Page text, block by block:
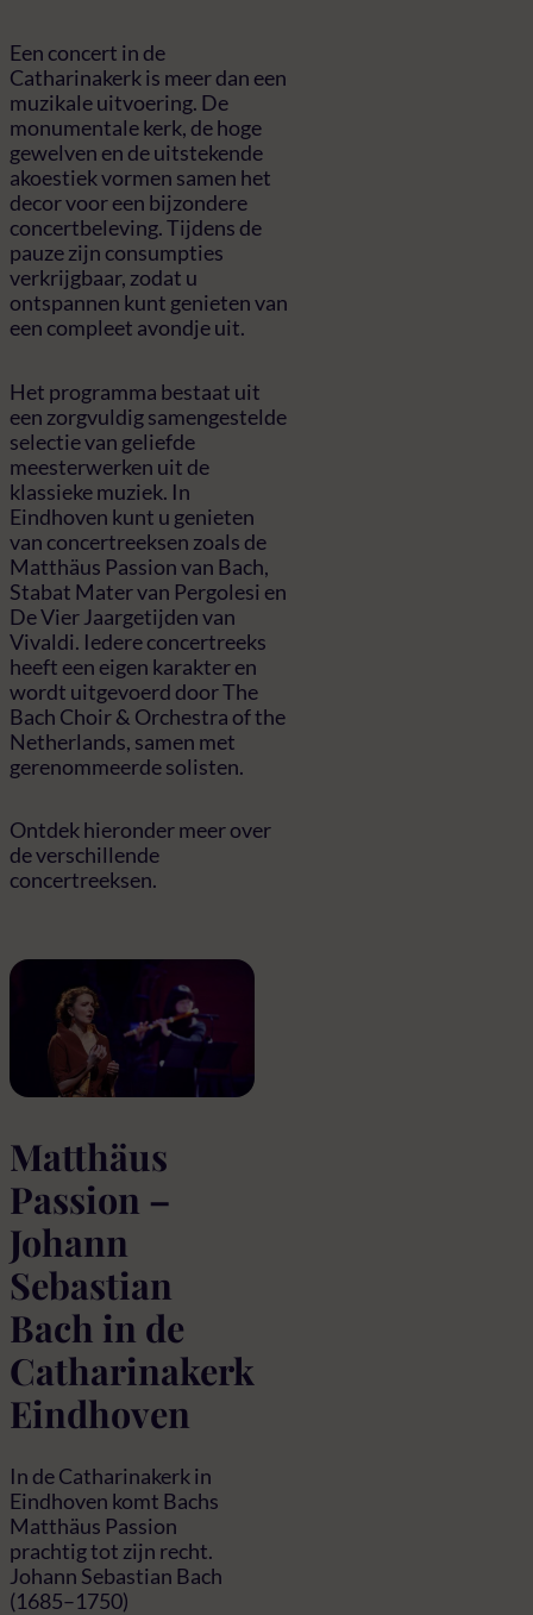
Een concert in de
Catharinakerk is meer dan een
muzikale uitvoering. De
monumentale kerk, de hoge
gewelven en de uitstekende
akoestiek vormen samen het
decor voor een bijzondere
concertbeleving. Tijdens de
pauze zijn consumpties
verkrijgbaar, zodat u
ontspannen kunt genieten van
een compleet avondje uit.
Het programma bestaat uit
een zorgvuldig samengestelde
selectie van geliefde
meesterwerken uit de
klassieke muziek. In
Eindhoven kunt u genieten
van concertreeksen zoals de
Matthäus Passion van Bach,
Stabat Mater van Pergolesi en
De Vier Jaargetijden van
Vivaldi. Iedere concertreeks
heeft een eigen karakter en
wordt uitgevoerd door The
Bach Choir & Orchestra of the
Netherlands, samen met
gerenommeerde solisten.
Ontdek hieronder meer over
de verschillende
concertreeksen.
Matthäus
Passion –
Johann
Sebastian
Bach in de
Catharinakerk
Eindhoven
In de Catharinakerk in
Eindhoven komt Bachs
Matthäus Passion
prachtig tot zijn recht.
Johann Sebastian Bach
(1685–1750)